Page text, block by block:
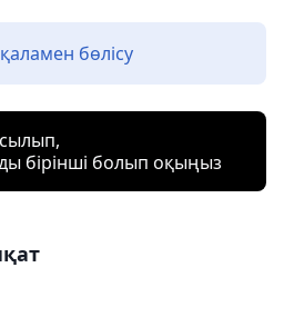
бөлісу
бірінші болып оқыңыз